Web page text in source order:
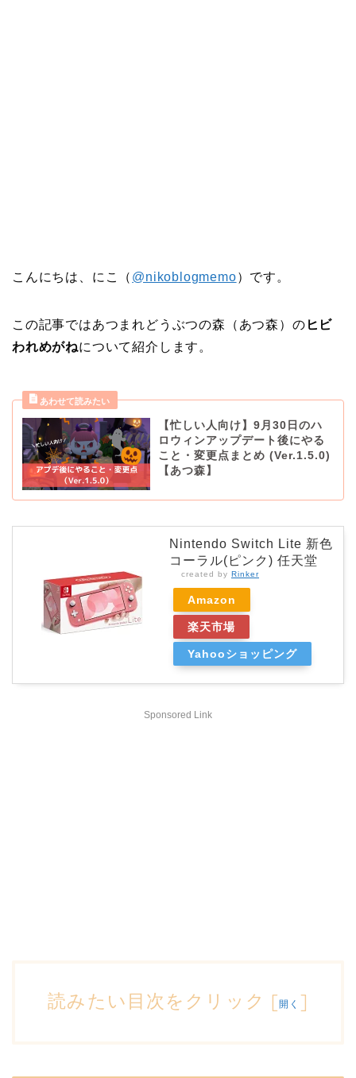
こんにちは、にこ（ @nikoblogmemo）です。
この記事ではあつまれどうぶつの森（あつ森）の ヒビ
われめがねについて紹介します。
【忙しい人向け】9月30日のハ
ロウィンアップデート後にやる
こと・変更点まとめ (Ver.1.5.0)
【あつ森】
Nintendo Switch Lite 新色
コーラル(ピンク) 任天堂
created by Rinker
Amazon
楽天市場
Yahooショッピング
Sponsored Link
読みたい目次をクリック [開く ]